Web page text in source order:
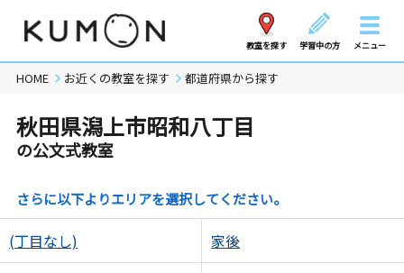
教室を探す 学習中の方 メニュー
HOME お近くの教室を探す 都道府県から探す
秋田県潟上市昭和八丁目
の公文式教室
さらに以下よりエリアを選択してください。
(丁目なし) 家後